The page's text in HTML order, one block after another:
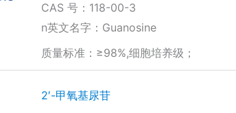
CAS 号：118-00-3
n英文名字：Guanosine
质量标准：≥98%,细胞培养级；
2′-甲氧基尿苷